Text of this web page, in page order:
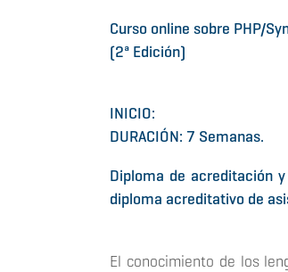
Curso online sobre PHP/
(2ª Edición)
INICIO:
DURACIÓN: 7 Semanas.
Diploma de acreditación
diploma acreditativo de
El conocimiento de los